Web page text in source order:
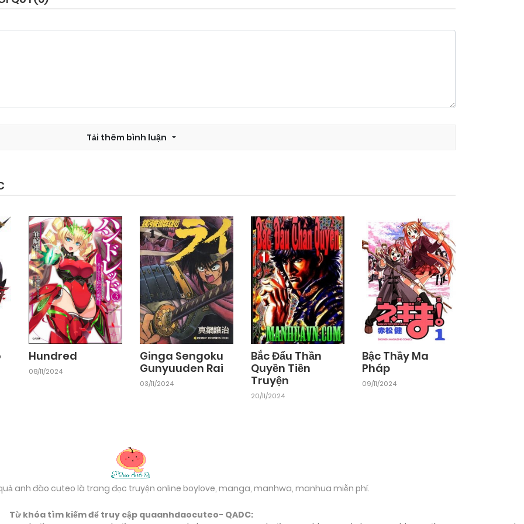
Chapter 92
Chapter 88 24/09/2024
Chapter 86 24/09/2024
Chapter 84 24/09/2024
Chapter 82 24/09/2024
Chapter 80
Chapter 76
Tải thêm bình luận
Hundred
08/11/2024
Ginga Sengoku
Gunyuuden Rai
03/11/2024
Bắc Đẩu Thần
Quyền Tiền
Truyện
20/11/2024
Bậc Thầy Ma
Pháp
09/11/2024
anh đào cuteo là trang đọc truyện online boylove, manga, manhwa, manhua miễn phí.
Từ khóa tìm kiếm để truy cập quaanhdaocuteo- QADC: